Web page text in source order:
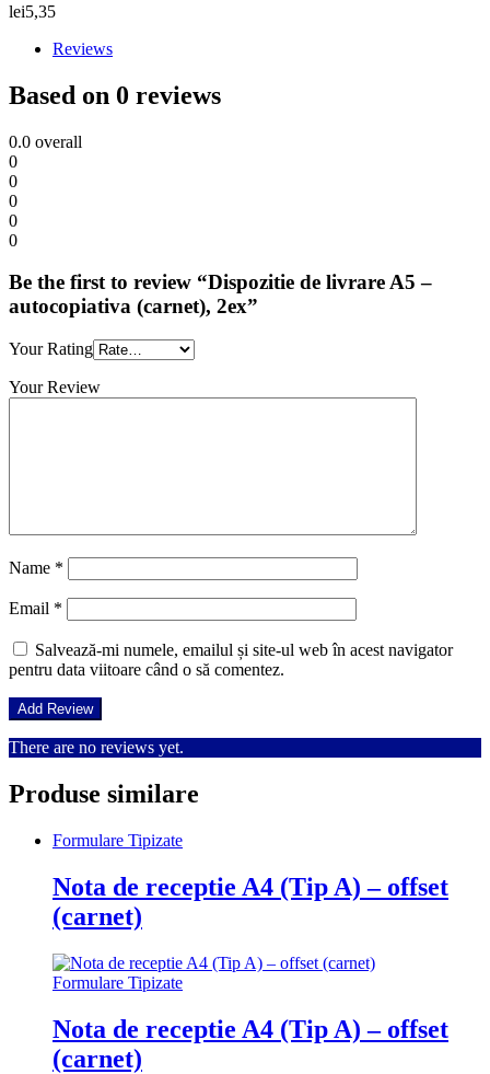
lei5,35
Reviews
Based on 0 reviews
0.0 overall
0
0
0
0
0
Be the first to review “Dispozitie de livrare A5 –
autocopiativa (carnet), 2ex”
Your Rating
Your Review
Name *
Email *
Salvează-mi numele, emailul și site-ul web în acest navigator
pentru data viitoare când o să comentez.
There are no reviews yet.
Produse similare
Formulare Tipizate
Nota de receptie A4 (Tip A) – offset
(carnet)
Formulare Tipizate
Nota de receptie A4 (Tip A) – offset
(carnet)